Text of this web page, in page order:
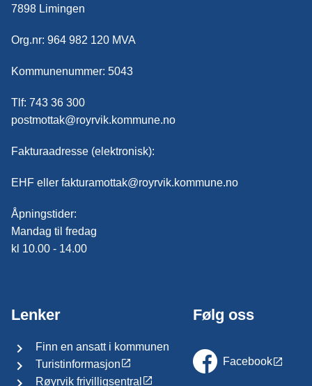
7898 Limingen
Org.nr: 964 982 120 MVA
Kommunenummer: 5043
Tlf: 743 36 300
postmottak@royrvik.kommune.no
Fakturaadresse (elektronisk):
EHF eller fakturamottak@royrvik.kommune.no
Åpningstider:
Mandag til fredag
kl 10.00 - 14.00
Lenker
Finn en ansatt i kommunen
Turistinformasjon
Røyrvik frivilligsentral
Følg oss
Facebook